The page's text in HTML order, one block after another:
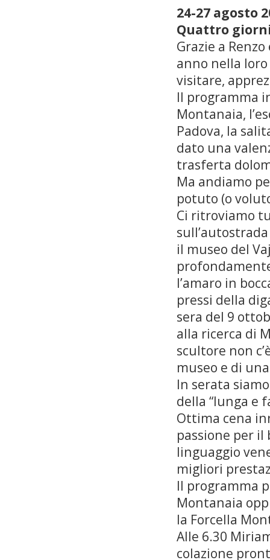
24-27 agosto
Quattro
Grazie a
anno nella
visitare,
Il programma
Montanaia,
Padova, la
dato una
trasferta
Ma andiamo
potuto (o
Ci ritroviamo
il museo del
l’amaro in
pressi della
sera del 9
alla ricerca di
scultore non
museo e di
In serata
della “lunga e
Ottima cena
passione per
linguaggio
migliori
Il programma
Montanaia
la Forcella
Alle 6.30
colazione